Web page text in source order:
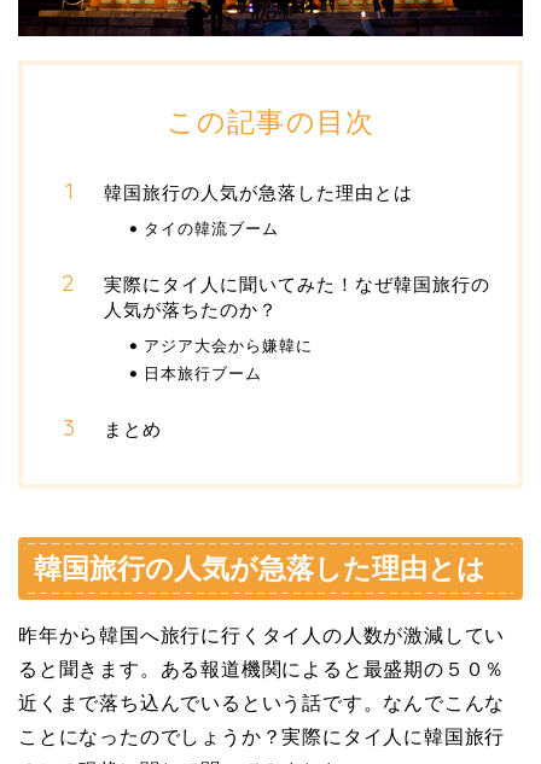
この記事の目次
韓国旅行の人気が急落した理由とは
タイの韓流ブーム
実際にタイ人に聞いてみた！なぜ韓国旅行の
人気が落ちたのか？
アジア大会から嫌韓に
日本旅行ブーム
まとめ
韓国旅行の人気が急落した理由とは
昨年から韓国へ旅行に行くタイ人の人数が激減してい
ると聞きます。ある報道機関によると最盛期の５０％
近くまで落ち込んでいるという話です。なんでこんな
ことになったのでしょうか？実際にタイ人に韓国旅行